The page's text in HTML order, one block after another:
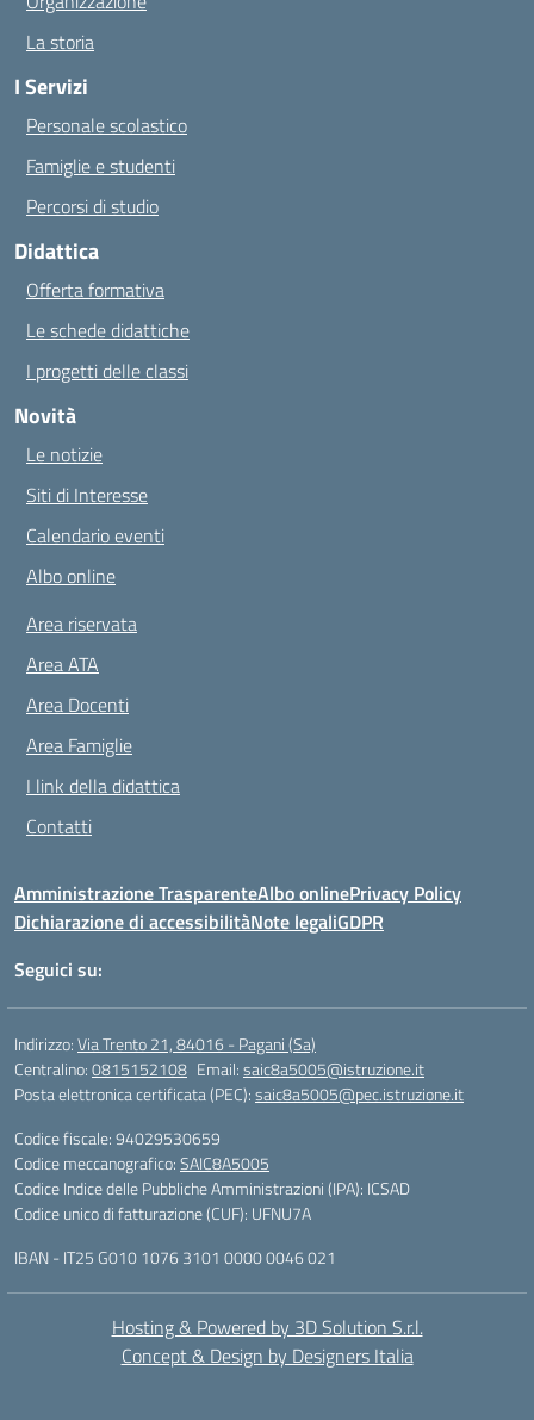
La storia
I Servizi
Personale scolastico
Famiglie e studenti
Percorsi di studio
Didattica
Offerta formativa
Le schede didattiche
I progetti delle classi
Novità
Le notizie
Siti di Interesse
Calendario eventi
Albo online
Area riservata
Area ATA
Area Docenti
Area Famiglie
I link della didattica
Contatti
Amministrazione TrasparenteAlbo onlinePrivacy Policy
Dichiarazione di accessibilitàNote legaliGDPR
Seguici su:
Indirizzo:Via Trento 21, 84016 - Pagani (Sa)
Centralino:0815152108 Email:saic8a5005@istruzione.it
Posta elettronica certificata (PEC):saic8a5005@pec.istruzione.it
Codice fiscale: 94029530659
Codice meccanografico:SAIC8A5005
Codice Indice delle Pubbliche Amministrazioni (IPA): ICSAD
Codice unico di fatturazione (CUF): UFNU7A
IBAN - IT25 G010 1076 3101 0000 0046 021
Hosting & Powered by 3D Solution S.r.l.
Concept & Design by Designers Italia